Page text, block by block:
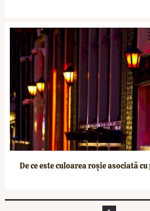
De ce este culoarea roșie asociată